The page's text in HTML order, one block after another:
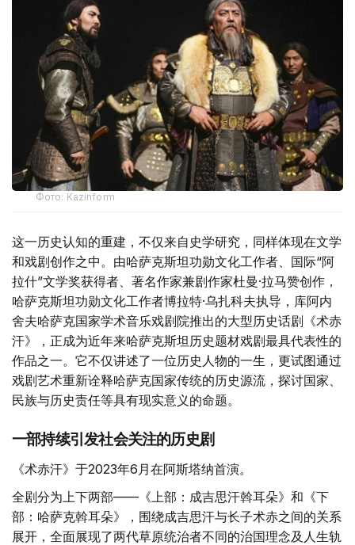
Фото: Kazinform
这一历史认知的重建，不仅来自史学研究，同样体现在文学
和戏剧创作之中。由哈萨克斯坦功勋文化工作者、国际“阿
拉什”文学奖获得者、著名作家兼剧作家杜曼·拉马赞创作，
哈萨克斯坦功勋文化工作者博拉特·乌扎科夫执导，库阿内
舍夫哈萨克国家学术音乐戏剧院推出的大型历史话剧《术赤
汗》，正成为近年来哈萨克斯坦历史题材戏剧最具代表性的
作品之一。它不仅讲述了一位历史人物的一生，更试图通过
戏剧艺术重新诠释哈萨克国家传统的历史源流，探讨国家、
民族与历史责任等具有现实意义的命题。
一部持续引发社会关注的历史剧
《术赤汗》于2023年6月在阿斯塔纳首演。
全剧分为上下两部——《上部：成吉思汗斡耳朵》和《下
部：哈萨克斡耳朵》，围绕成吉思汗与长子术赤之间的关系
展开，全面展现了两代草原统治者不同的治国理念及人生轨